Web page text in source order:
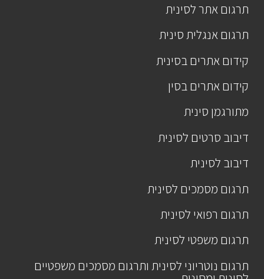
תרגום אתר לסינית
תרגום אנגלית סינית
קידום אתרים בסינית
קידום אתרים בסין
מתורגמן סינית
דיבוב סרטים לסינית
דיבוב לסינית
תרגום מסמכים לסינית
תרגום רפואי לסינית
תרגום משפטי לסינית
תרגום נוטריוני לסינית ותרגום מסמכים משפטיים